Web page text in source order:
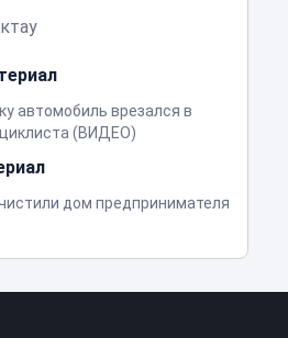
автомобиль врезался в
(ВИДЕО)
дом предпринимателя